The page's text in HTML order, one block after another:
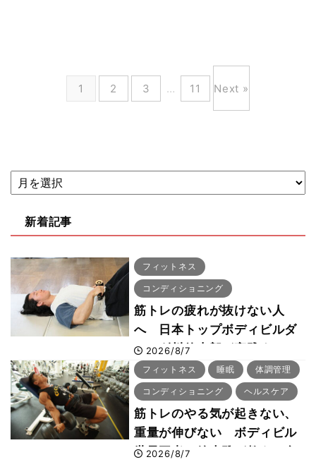
1 2 3 … 11 Next »
新着記事
フィットネス
コンディショニング
筋トレの疲れが抜けない人
へ 日本トップボディビルダ
ー・刈川啓志郎が実践する
「回復習慣」
2026/8/7
フィットネス 睡眠 体調管理
コンディショニング ヘルスケア
筋トレのやる気が起きない、
重量が伸びない ボディビル
世界王者・鈴木雅が教える食
2026/8/7